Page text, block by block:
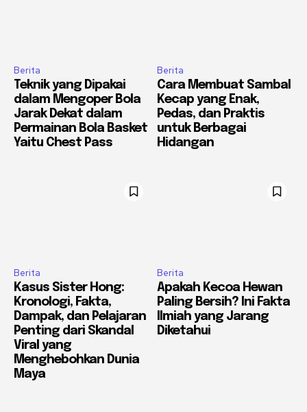
Berita
Teknik yang Dipakai
dalam Mengoper Bola
Jarak Dekat dalam
Permainan Bola Basket
Yaitu Chest Pass
Berita
Cara Membuat Sambal
Kecap yang Enak,
Pedas, dan Praktis
untuk Berbagai
Hidangan
Berita
Kasus Sister Hong:
Kronologi, Fakta,
Dampak, dan Pelajaran
Penting dari Skandal
Viral yang
Menghebohkan Dunia
Maya
Berita
Apakah Kecoa Hewan
Paling Bersih? Ini Fakta
Ilmiah yang Jarang
Diketahui